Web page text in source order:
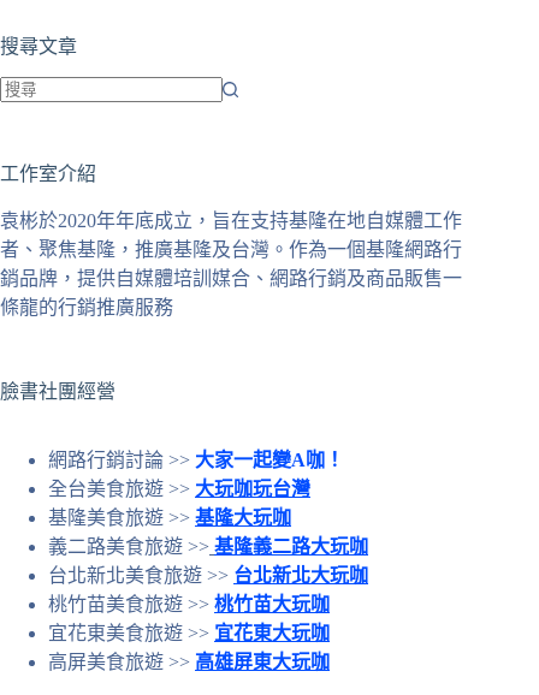
搜尋文章
到
合
條
件
的
果
工作室介紹
袁彬於2020年年底成立，旨在支持基隆在地自媒體工作
者、聚焦基隆，推廣基隆及台灣。作為一個基隆網路行
銷品牌，提供自媒體培訓媒合、網路行銷及商品販售一
條龍的行銷推廣服務
臉書社團經營
網路行銷討論 >> 大家一起變A咖！
全台美食旅遊 >> 大玩咖玩台灣
基隆美食旅遊 >> 基隆大玩咖
義二路美食旅遊 >> 基隆義二路大玩咖
台北新北美食旅遊 >> 台北新北大玩咖
桃竹苗美食旅遊 >> 桃竹苗大玩咖
宜花東美食旅遊 >> 宜花東大玩咖
高屏美食旅遊 >> 高雄屏東大玩咖